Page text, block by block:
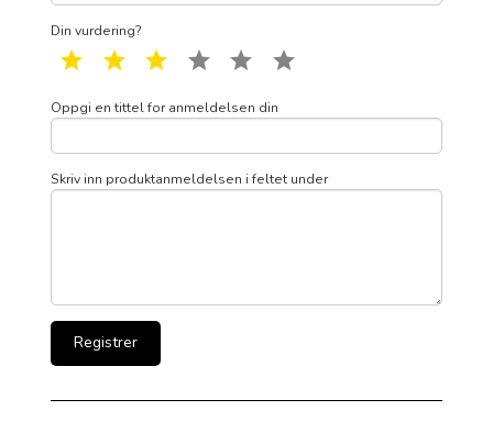
Din vurdering?
1 star 2 star 3 star 4 star 5 star
Oppgi en tittel for anmeldelsen din
Skriv inn produktanmeldelsen i feltet under